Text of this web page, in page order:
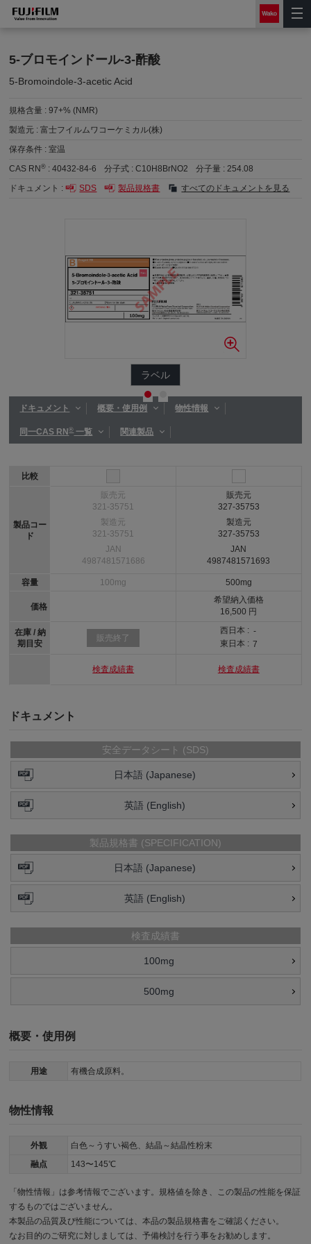
5-ブロモインドール-3-酢酸
5-Bromoindole-3-acetic Acid
規格含量 :97+% (NMR)
製造元 :富士フイルムワコーケミカル(株)
保存条件 :室温
CAS RN® :40432-84-6 分子式 :C10H8BrNO2 分子量 :254.08
ドキュメント :
SDS 製品規格書 すべてのドキュメントを見る
ラベル
ドキュメント 概要・使用例 物性情報
同一CAS RN®一覧 関連製品
比較
製品コー
ド
容量
価格
在庫 / 納
期目安
販売元
321-35751
製造元
321-35751
JAN
4987481571686
100mg
販売終了
検査成績書
販売元
327-35753
製造元
327-35753
JAN
4987481571693
500mg
希望納入価格
16,500 円
西日本 : -
東日本 : 7
検査成績書
ドキュメント
安全データシート (SDS)
日本語 (Japanese)
英語 (English)
製品規格書 (SPECIFICATION)
日本語 (Japanese)
英語 (English)
検査成績書
100mg
500mg
概要・使用例
用途 有機合成原料。
物性情報
外観
白色～うすい褐色、結晶～結晶性粉末
融点
143〜145℃
「物性情報」は参考情報でございます。規格値を除き、この製品の性能を保証
するものではございません。
本製品の品質及び性能については、本品の製品規格書をご確認ください。
なお目的のご研究に対しましては、予備検討を行う事をお勧めします。